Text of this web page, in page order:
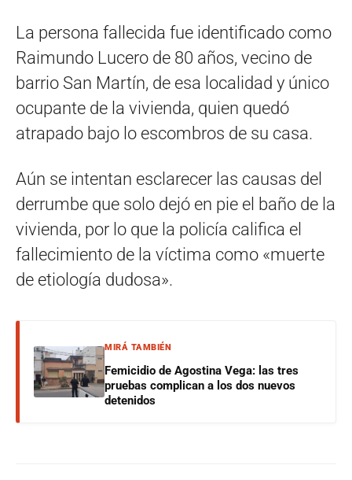
La persona fallecida fue identificado como
Raimundo Lucero de 80 años, vecino de
barrio San Martín, de esa localidad y único
ocupante de la vivienda, quien quedó
atrapado bajo lo escombros de su casa.
Aún se intentan esclarecer las causas del
derrumbe que solo dejó en pie el baño de la
vivienda, por lo que la policía califica el
fallecimiento de la víctima como «muerte
de etiología dudosa».
MIRÁ TAMBIÉN
Femicidio de Agostina Vega: las tres
pruebas complican a los dos nuevos
detenidos